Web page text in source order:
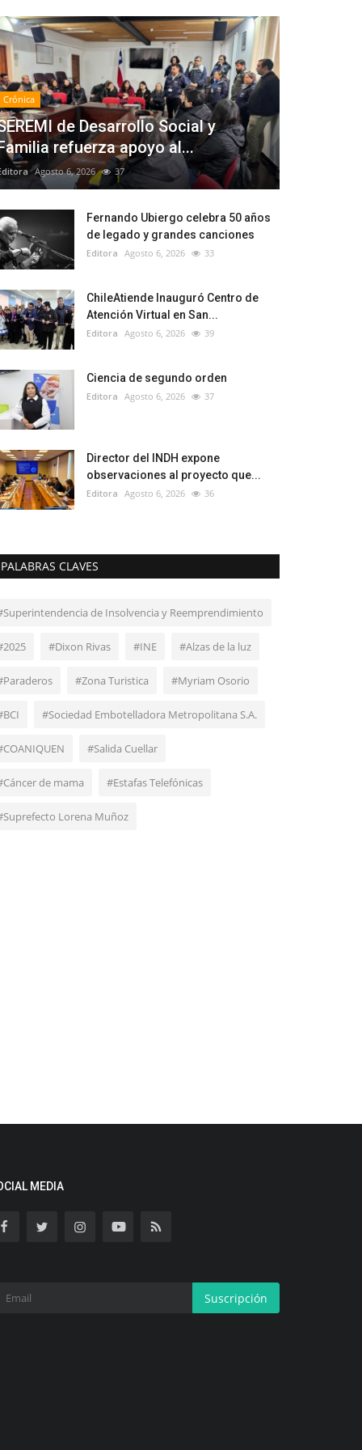
Crónica
de Desarrollo Social y
refuerza apoyo al...
Agosto 6, 2026 37
Fernando Ubiergo celebra 50 años
de legado y grandes canciones
Editora Agosto 6, 2026 33
ChileAtiende Inauguró Centro de
Atención Virtual en San...
Editora Agosto 6, 2026 39
Ciencia de segundo orden
Editora Agosto 6, 2026 37
Director del INDH expone
observaciones al proyecto que...
Editora Agosto 6, 2026 36
PALABRAS CLAVES
de Insolvencia y Reemprendimiento
#Dixon Rivas #INE #Alzas de la luz
#Zona Turistica #Myriam Osorio
#Sociedad Embotelladora Metropolitana S.A.
#Salida Cuellar
de mama #Estafas Telefónicas
Lorena Muñoz
MEDIA
Suscripción